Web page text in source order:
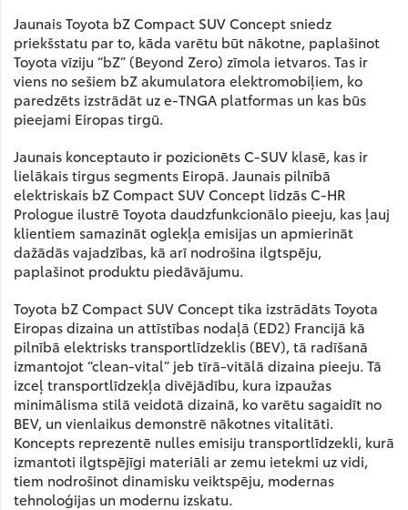
Jaunais Toyota bZ Compact SUV Concept sniedz
priekšstatu par to, kāda varētu būt nākotne, paplašinot
Toyota vīziju “bZ” (Beyond Zero) zīmola ietvaros. Tas ir
viens no sešiem bZ akumulatora elektromobiļiem, ko
paredzēts izstrādāt uz e-TNGA platformas un kas būs
pieejami Eiropas tirgū.
Jaunais konceptauto ir pozicionēts C-SUV klasē, kas ir
lielākais tirgus segments Eiropā. Jaunais pilnībā
elektriskais bZ Compact SUV Concept līdzās C-HR
Prologue ilustrē Toyota daudzfunkcionālo pieeju, kas ļauj
klientiem samazināt oglekļa emisijas un apmierināt
dažādās vajadzības, kā arī nodrošina ilgtspēju,
paplašinot produktu piedāvājumu.
Toyota bZ Compact SUV Concept tika izstrādāts Toyota
Eiropas dizaina un attīstības nodaļā (ED2) Francijā kā
pilnībā elektrisks transportlīdzeklis (BEV), tā radīšanā
izmantojot “clean-vital” jeb tīrā-vitālā dizaina pieeju. Tā
izceļ transportlīdzekļa divējādību, kura izpaužas
minimālisma stilā veidotā dizainā, ko varētu sagaidīt no
BEV, un vienlaikus demonstrē nākotnes vitalitāti.
Koncepts reprezentē nulles emisiju transportlīdzekli, kurā
izmantoti ilgtspējīgi materiāli ar zemu ietekmi uz vidi,
tiem nodrošinot dinamisku veiktspēju, modernas
tehnoloģijas un modernu izskatu.